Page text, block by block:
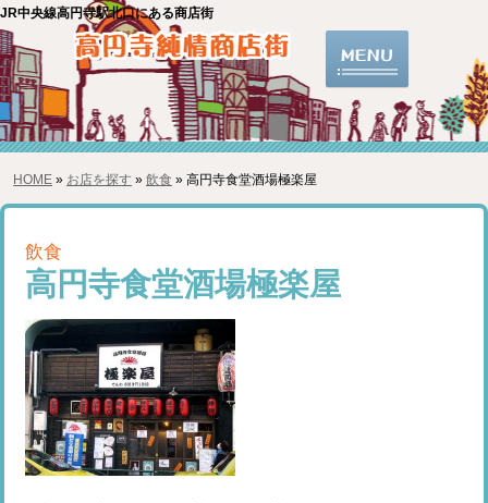
JR中央線高円寺駅北口にある商店街
HOME » お店を探す » 飲食 » 高円寺食堂酒場極楽屋
飲食
高円寺食堂酒場極楽屋